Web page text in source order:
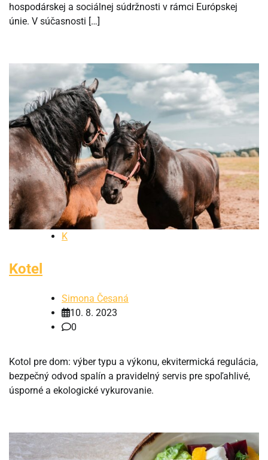
hospodárskej a sociálnej súdržnosti v rámci Európskej
únie. V súčasnosti […]
K
Kotel
Simona Česaná
10. 8. 2023
0
Kotol pre dom: výber typu a výkonu, ekvitermická regulácia,
bezpečný odvod spalín a pravidelný servis pre spoľahlivé,
úsporné a ekologické vykurovanie.